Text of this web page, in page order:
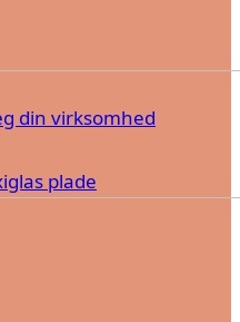
din virksomhed
plade